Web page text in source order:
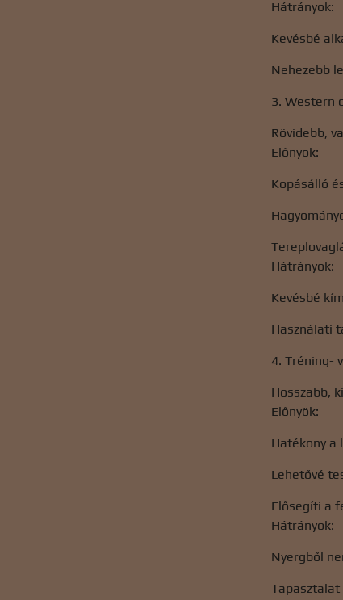
Hátrányok:
Kevésbé
Nehezebb
3. Western
Rövidebb,
Előnyök:
Kopásálló
Hátrányok:
Kevésbé
Használati
4. Tréning-
Hosszabb,
Előnyök:
Hatékony a
Lehetővé
Elősegíti a
Hátrányok:
Nyergből
Tapasztalat